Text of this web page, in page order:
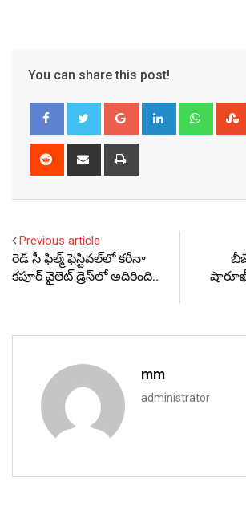
You can share this post!
Google+ LinkedIn
Reddit
Share
Previous article
రెడ్ సీ ఫిల్మ్ ఫెస్టివల్‌లో కరీనా
కపూర్ వైలెట్‌ డ్రెస్‌లో అదిరింది..
mm
administrator